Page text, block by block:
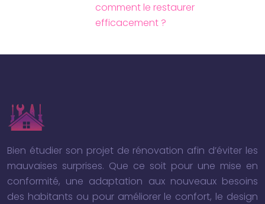
comment le restaurer
efficacement ?
Bien étudier son projet de rénovation afin d’éviter les
mauvaises surprises. Que ce soit pour une mise en
conformité, une adaptation aux nouveaux besoins
des habitants ou pour améliorer le confort, le design